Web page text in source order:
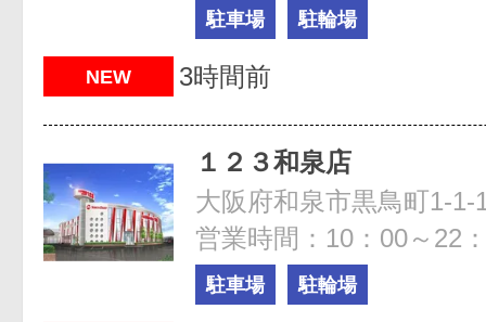
駐車場 駐輪場
NEW 3時間前
１２３和泉店
大阪府和泉市黒鳥町1-1-
営業時間：10：00～22
駐車場 駐輪場